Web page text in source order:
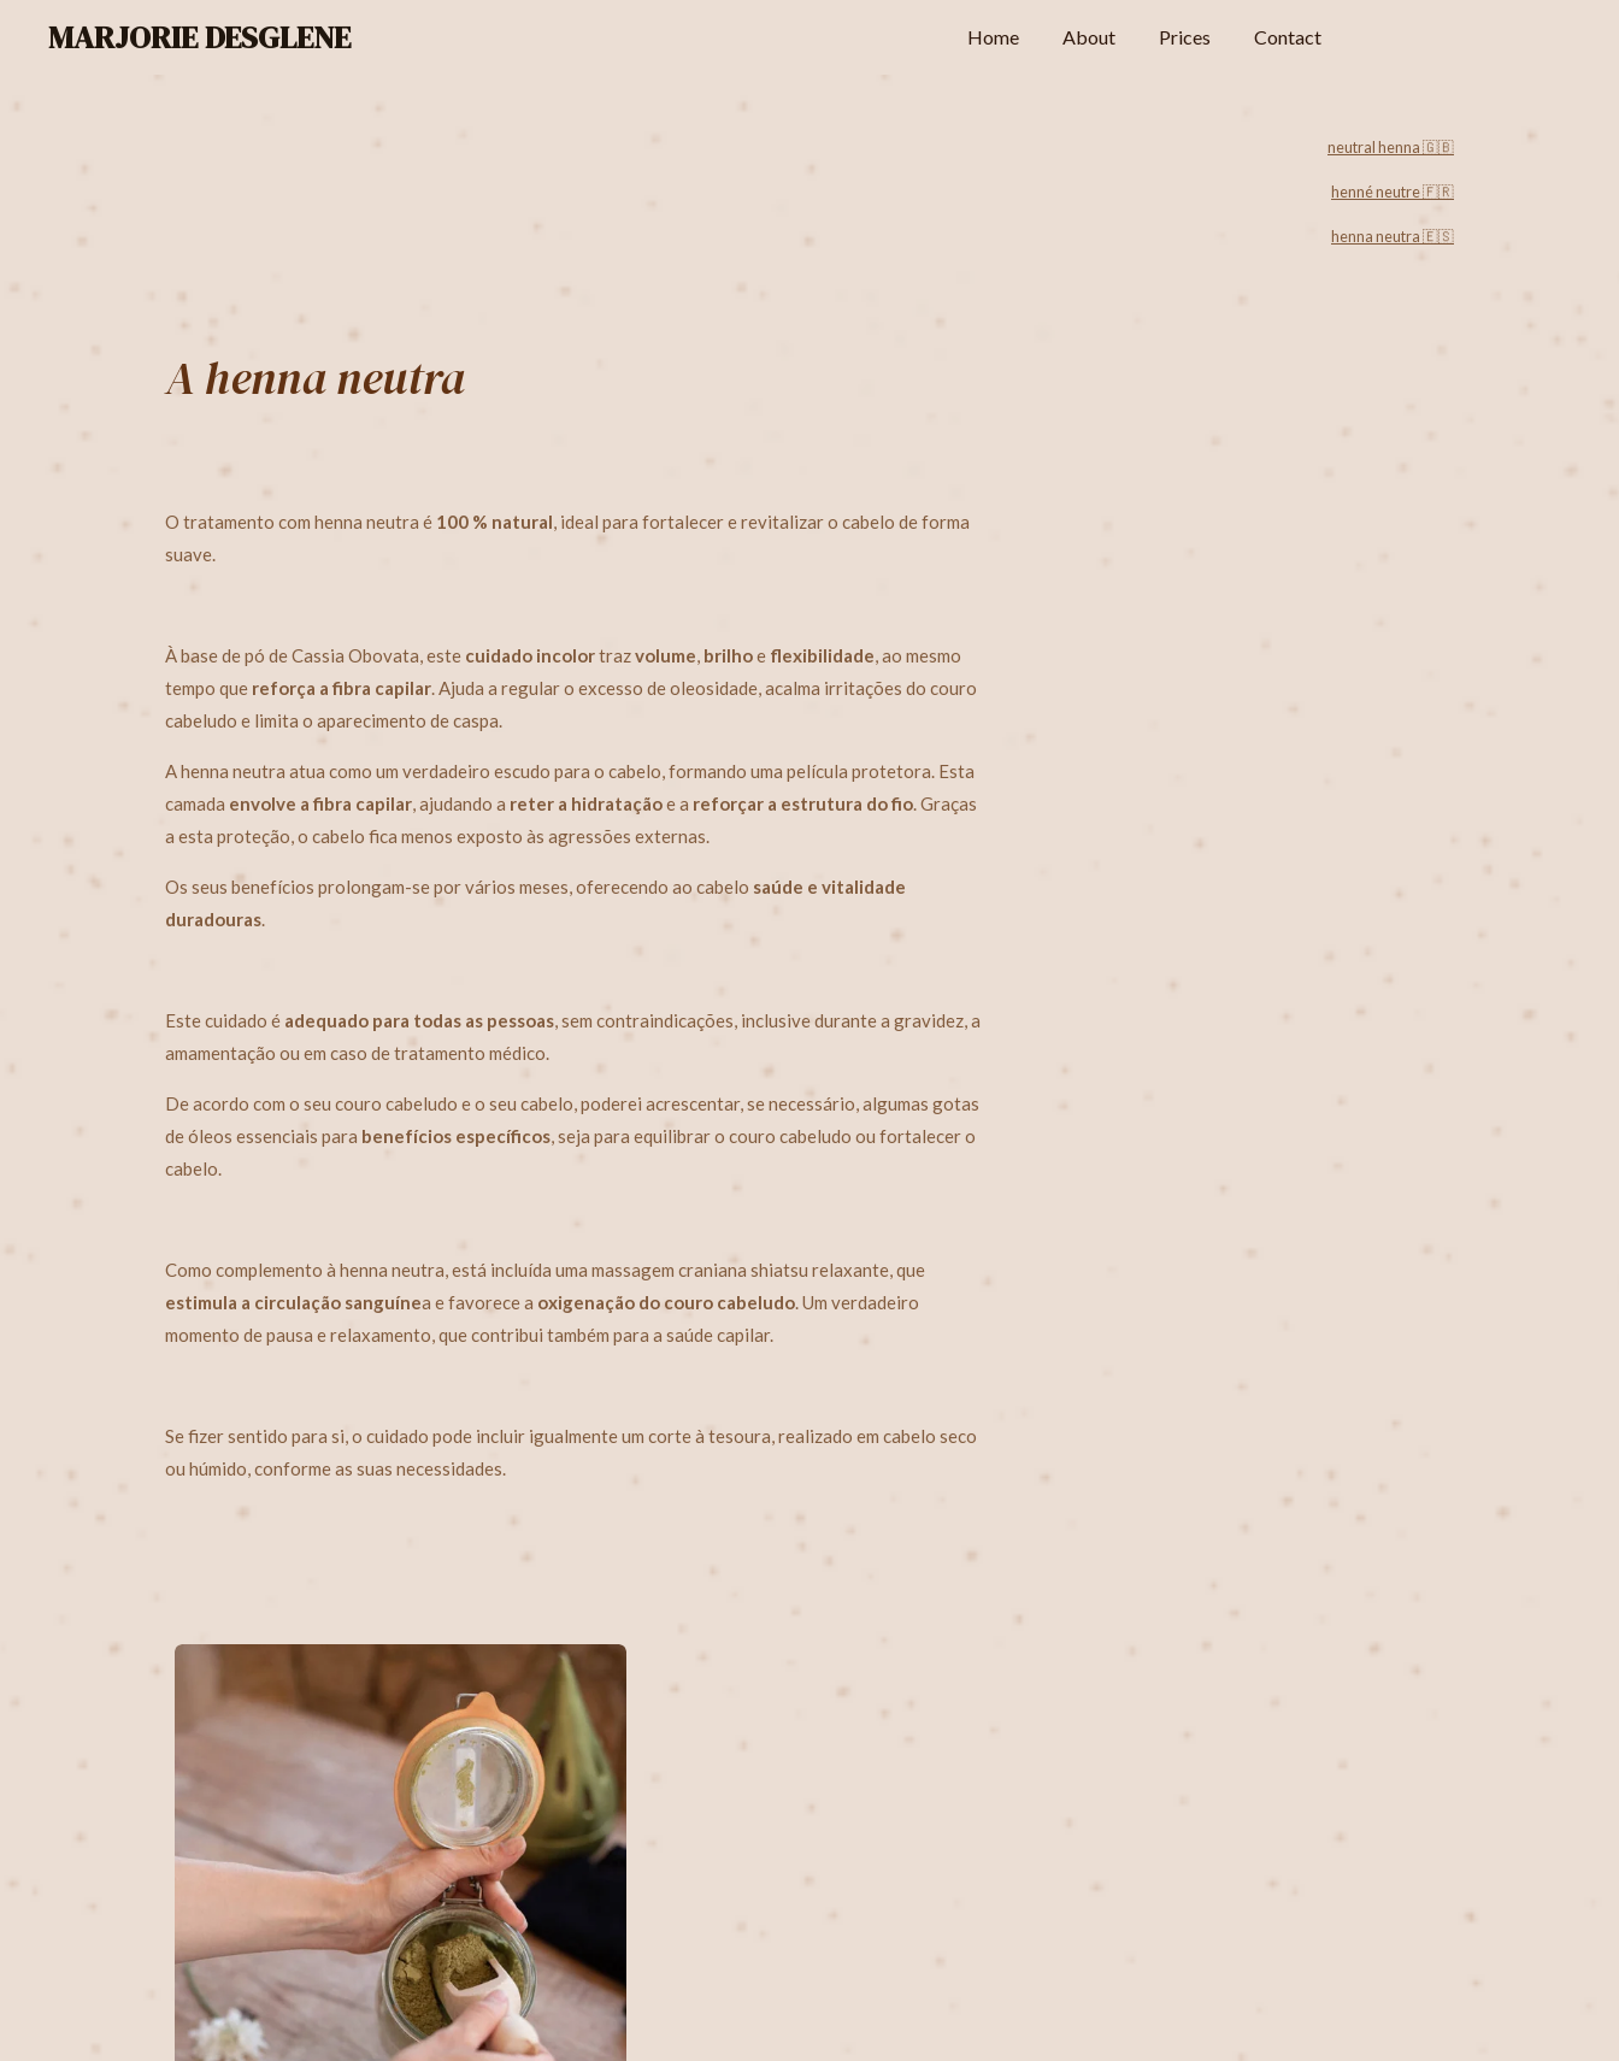
PasserMARJORIE DESGLENE Home About Prices Contact
neutral henna 🇬🇧
henné neutre 🇫🇷
henna neutra 🇪🇸
A henna neutra
O tratamento com henna neutra é 100 % natural, ideal para fortalecer e revitalizar o cabelo de forma
suave.
À base de pó de Cassia Obovata, este cuidado incolortrazvolume, brilhoe flexibilidade, ao mesmo
tempo que reforça a fibra capilar. Ajuda a regular o excesso de oleosidade, acalma irritações do couro
cabeludo e limita o aparecimento de caspa.
A henna neutra atua como um verdadeiro escudo para o cabelo, formando uma película protetora. Esta
camada envolve a fibra capilar, ajudando a reter a hidrataçãoe a reforçar a estrutura do fio. Graças
a esta proteção, o cabelo fica menos exposto às agressões externas.
Os seus benefícios prolongam-se por vários meses, oferecendo ao cabelo saúde e vitalidade
duradouras.
Este cuidado é adequado para todas as pessoas, sem contraindicações, inclusive durante a gravidez, a
amamentação ou em caso de tratamento médico.
De acordo com o seu couro cabeludo e o seu cabelo, poderei acrescentar, se necessário, algumas gotas
de óleos essenciais para benefícios específicos, seja para equilibrar o couro cabeludo ou fortalecer o
cabelo.
Como complemento à henna neutra, está incluída uma massagem craniana shiatsu relaxante, que
estimula a circulação sanguínea e favorece a oxigenação do couro cabeludo. Um verdadeiro
momento de pausa e relaxamento, que contribui também para a saúde capilar.
Se fizer sentido para si, o cuidado pode incluir igualmente um corte à tesoura, realizado em cabelo seco
ou húmido, conforme as suas necessidades.